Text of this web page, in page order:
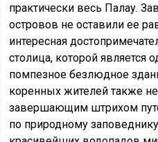
практически весь Палау.
островов не оставили ее
интересная
столица, которой является
помпезное безлюдное
коренных жителей также
завершающим штрихом
по природному